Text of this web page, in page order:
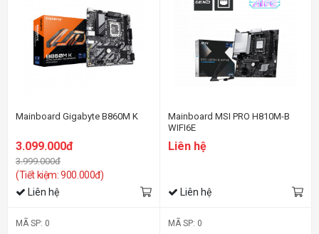
Mainboard Gigabyte B860M K
3.099.000đ
3.999.000đ
(Tiết kiệm: 900.000đ)
Liên hệ
Mainboard MSI PRO H810M-B
WIFI6E
Liên hệ
Liên hệ
MÃ SP: 0 MÃ SP: 0